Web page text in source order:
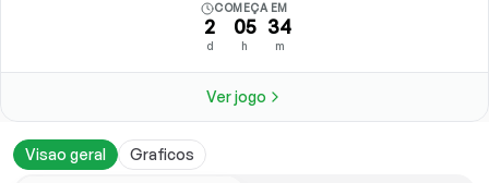
COMEÇA EM
2
d
05
h
34
m
Ver jogo
Visao geral Graficos